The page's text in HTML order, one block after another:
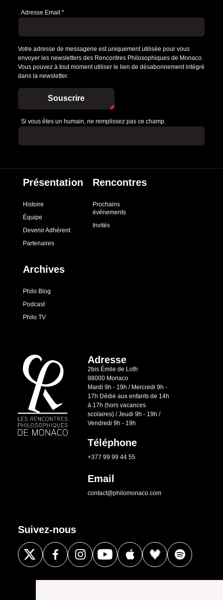
Adresse Email *
Votre adresse de messagerie est uniquement utilisée pour vous
envoyer les newsletters des Rencontres Philosophiques de Monaco.
Vous pouvez à tout moment utiliser le lien de désabonnement intégré
dans la newsletter.
Souscrire
Si vous êtes un humain, ne remplissez pas ce champ.
Présentation
Histoire
Équipe
Devenir Adhérent
Partenaires
Rencontres
Prochains
événements
Invités
Archives
Philo Blog
Podcast
Philo TV
Adresse
2bis Émile de Loth
98000 Monaco
Mardi 9h - 19h / Mercredi 9h -
17h Dédié aux enfants de 14h
à 17h (hors vacances
scolaires) / Jeudi 9h - 19h /
Vendredi 9h - 19h
Téléphone
+377 99 99 44 55
Email
contact@philomonaco.com
Suivez-nous